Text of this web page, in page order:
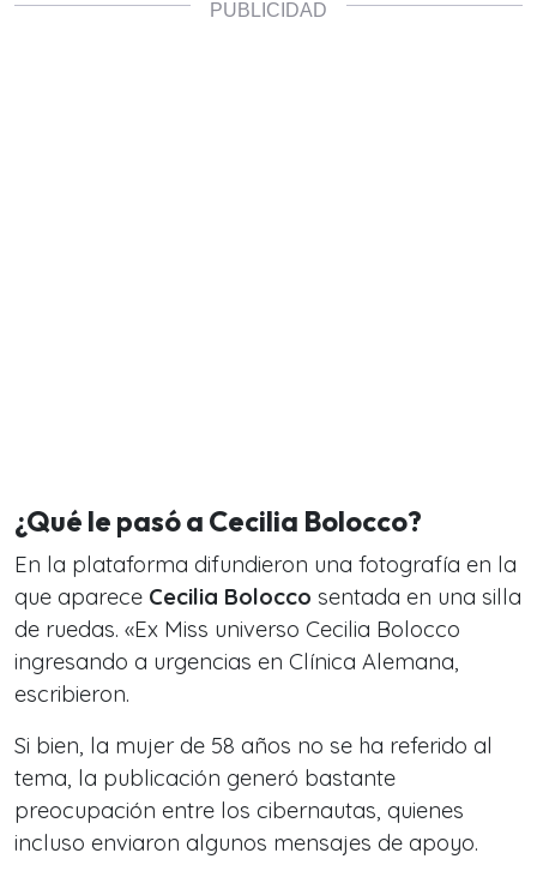
¿Qué le pasó a Cecilia Bolocco?
En la plataforma difundieron una fotografía en la
que aparece Cecilia Bolocco sentada en una silla
de ruedas. «Ex Miss universo Cecilia Bolocco
ingresando a urgencias en Clínica Alemana,
escribieron.
Si bien, la mujer de 58 años no se ha referido al
tema, la publicación generó bastante
preocupación entre los cibernautas, quienes
incluso enviaron algunos mensajes de apoyo.